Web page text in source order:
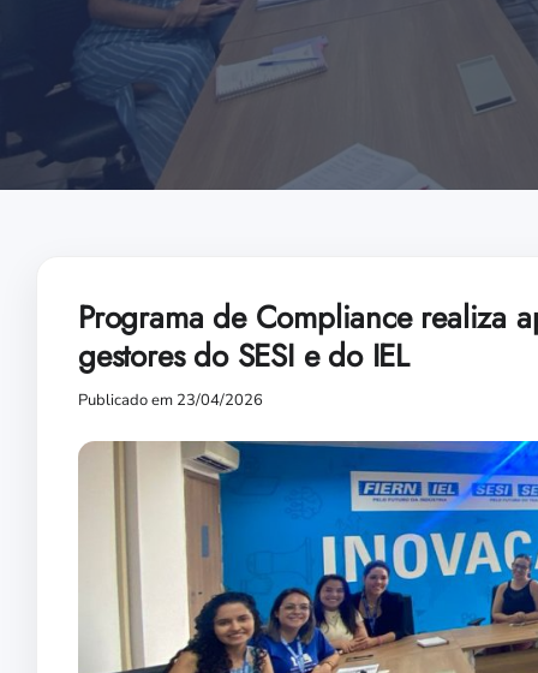
Programa de Compliance realiza
gestores do SESI e do IEL
Publicado em 23/04/2026